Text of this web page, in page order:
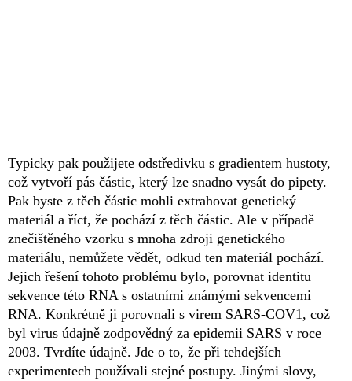
Typicky pak použijete odstředivku s gradientem hustoty,
což vytvoří pás částic, který lze snadno vysát do pipety.
Pak byste z těch částic mohli extrahovat genetický
materiál a říct, že pochází z těch částic. Ale v případě
znečištěného vzorku s mnoha zdroji genetického
materiálu, nemůžete vědět, odkud ten materiál pochází.
Jejich řešení tohoto problému bylo, porovnat identitu
sekvence této RNA s ostatními známými sekvencemi
RNA. Konkrétně ji porovnali s virem SARS-COV1, což
byl virus údajně zodpovědný za epidemii SARS v roce
2003. Tvrdíte údajně. Jde o to, že při tehdejších
experimentech používali stejné postupy. Jinými slovy,